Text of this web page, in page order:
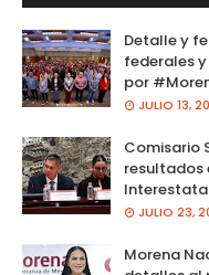
Detalle y
federales
por
JULIO 13,
Comisario
resultados
JULIO 23,
Morena